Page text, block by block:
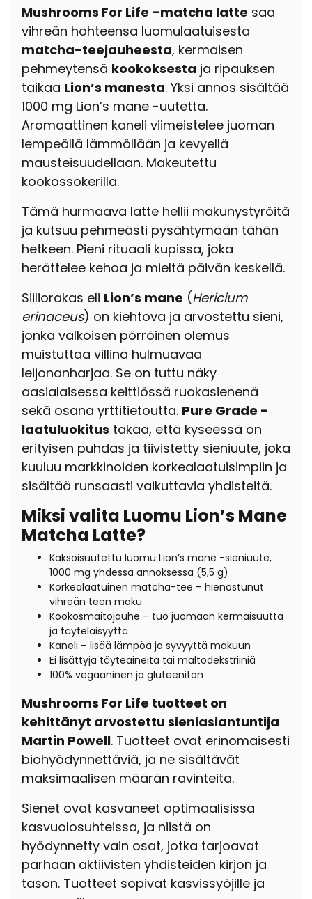
Mushrooms For Life -matcha latte saa
vihreän hohteensa luomulaatuisesta
matcha-teejauheesta, kermaisen
pehmeytensä kookoksesta ja ripauksen
taikaa Lion’s manesta. Yksi annos sisältää
1000 mg Lion’s mane -uutetta.
Aromaattinen kaneli viimeistelee juoman
lempeällä lämmöllään ja kevyellä
mausteisuudellaan. Makeutettu
kookossokerilla.
Tämä hurmaava latte hellii makunystyröitä
ja kutsuu pehmeästi pysähtymään tähän
hetkeen. Pieni rituaali kupissa, joka
herättelee kehoa ja mieltä päivän keskellä.
Siiliorakas eli Lion’s mane (Hericium
erinaceus) on kiehtova ja arvostettu sieni,
jonka valkoisen pörröinen olemus
muistuttaa villinä hulmuavaa
leijonanharjaa. Se on tuttu näky
aasialaisessa keittiössä ruokasienenä
sekä osana yrttitietoutta. Pure Grade -
laatuluokitus takaa, että kyseessä on
erityisen puhdas ja tiivistetty sieniuute, joka
kuuluu markkinoiden korkealaatuisimpiin ja
sisältää runsaasti vaikuttavia yhdisteitä.
Miksi valita Luomu Lion’s Mane
Matcha Latte?
Kaksoisuutettu luomu Lion’s mane -sieniuute,
1000 mg yhdessä annoksessa (5,5 g)
Korkealaatuinen matcha-tee – hienostunut
vihreän teen maku
Kookosmaitojauhe – tuo juomaan kermaisuutta
ja täyteläisyyttä
Kaneli – lisää lämpöä ja syvyyttä makuun
Ei lisättyjä täyteaineita tai maltodekstriiniä
100% vegaaninen ja gluteeniton
Mushrooms For Life tuotteet on
kehittänyt arvostettu sieniasiantuntija
Martin Powell. Tuotteet ovat erinomaisesti
biohyödynnettäviä, ja ne sisältävät
maksimaalisen määrän ravinteita.
Sienet ovat kasvaneet optimaalisissa
kasvuolosuhteissa, ja niistä on
hyödynnetty vain osat, jotka tarjoavat
parhaan aktiivisten yhdisteiden kirjon ja
tason. Tuotteet sopivat kasvissyöjille ja